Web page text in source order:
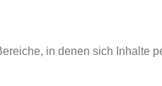
in denen sich Inhalte